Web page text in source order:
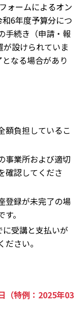
ォームによるオン
6年度予算分につ
手続き（申請・報
設けられていま
なる場合があり
額負担しているこ
事業所および適切
確認してくださ
登録が未完了の場
。
受講と支払いが
さい。
（特例：2025年03